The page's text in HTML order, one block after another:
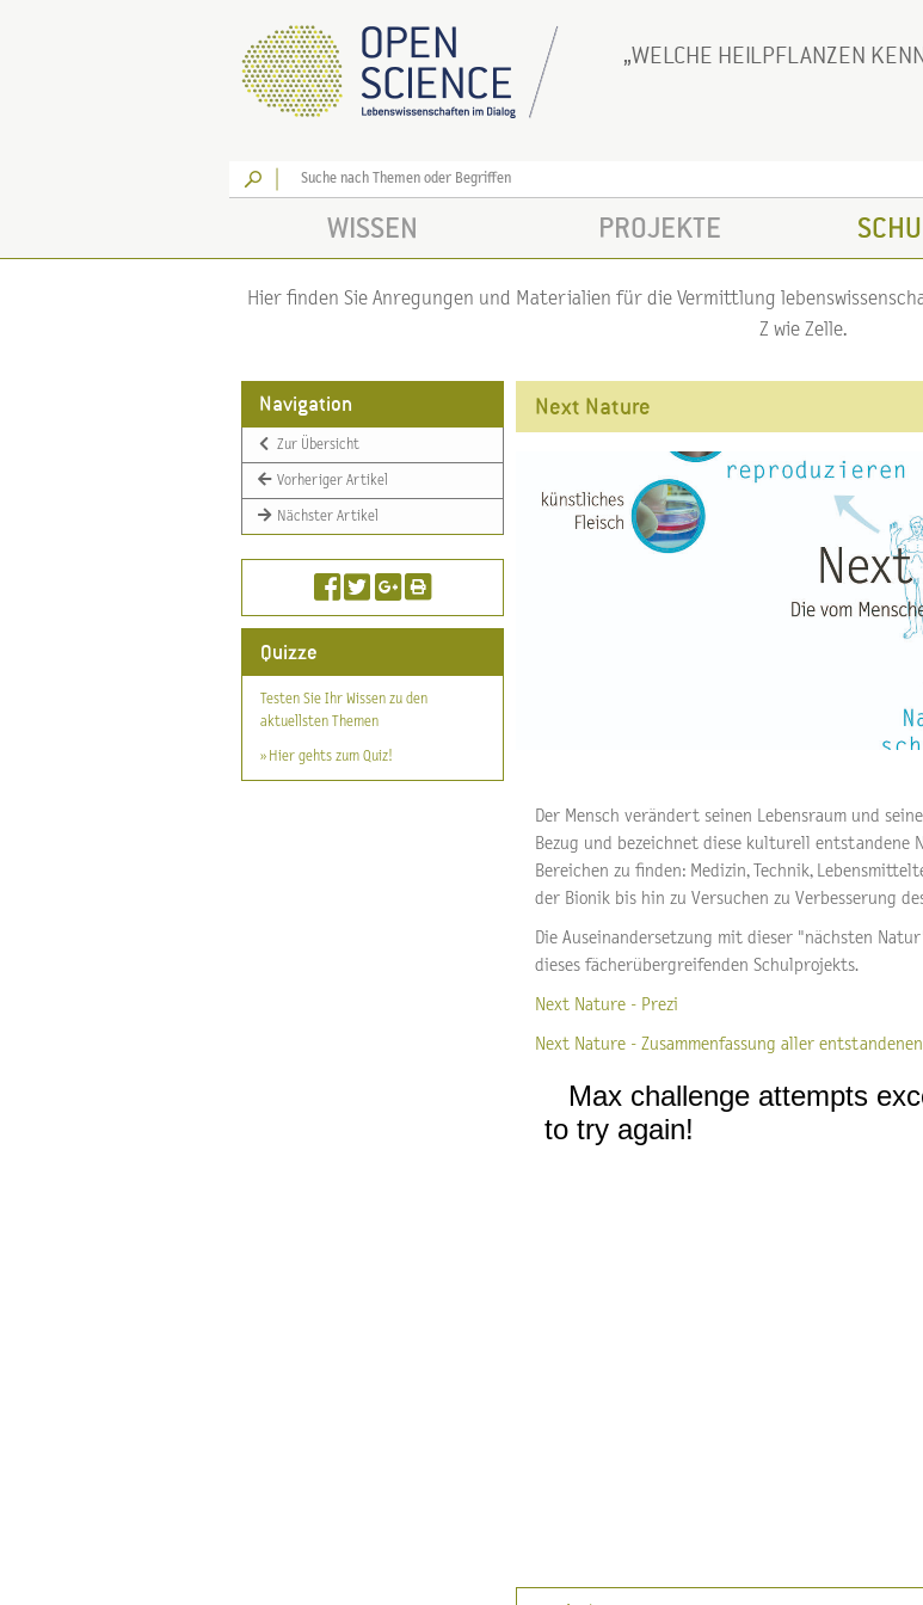
WELCHE HEILPFLANZEN
Los
WISSEN PROJEKTE
Hier finden Sie Anregungen und Materialien für die Vermittlung
Z wie Zelle.
Navigation
Zur Übersicht
Vorheriger Artikel
Nächster Artikel
Quizze
Testen Sie Ihr Wissen zu den
aktuellsten Themen
» Hier gehts zum Quiz!
Next Nature
Der Mensch verändert seinen Lebensraum und
Bezug und bezeichnet diese kulturell
Bereichen zu finden: Medizin, Technik,
der Bionik bis hin zu Versuchen zu Verbesserung
Die Auseinandersetzung mit dieser "nächsten
dieses fächerübergreifenden Schulprojekts.
Next Nature - Prezi
Next Nature - Zusammenfassung aller